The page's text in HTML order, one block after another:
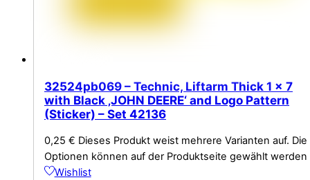
32524pb069 – Technic, Liftarm Thick 1 x 7
with Black ‚JOHN DEERE‘ and Logo Pattern
(Sticker) – Set 42136
0,25 € Dieses Produkt weist mehrere Varianten auf. Die
Optionen können auf der Produktseite gewählt werden
Wishlist